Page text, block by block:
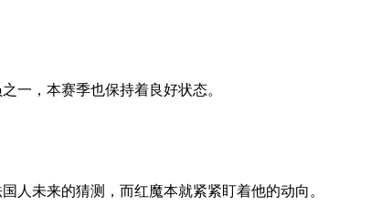
一，本赛季也保持着良好状态。
人未来的猜测，而红魔本就紧紧盯着他的动向。